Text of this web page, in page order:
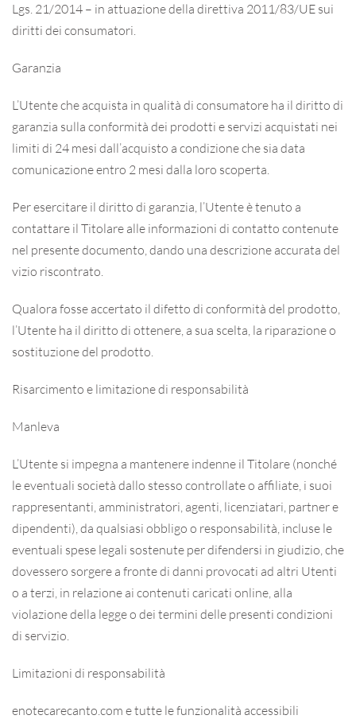
Lgs. 21/2014 – in attuazione della direttiva 2011/83/UE sui
diritti dei consumatori.
Garanzia
L’Utente che acquista in qualità di consumatore ha il diritto di
garanzia sulla conformità dei prodotti e servizi acquistati nei
limiti di 24 mesi dall’acquisto a condizione che sia data
comunicazione entro 2 mesi dalla loro scoperta.
Per esercitare il diritto di garanzia, l’Utente è tenuto a
contattare il Titolare alle informazioni di contatto contenute
nel presente documento, dando una descrizione accurata del
vizio riscontrato.
Qualora fosse accertato il difetto di conformità del prodotto,
l’Utente ha il diritto di ottenere, a sua scelta, la riparazione o
sostituzione del prodotto.
Risarcimento e limitazione di responsabilità
Manleva
L’Utente si impegna a mantenere indenne il Titolare (nonché
le eventuali società dallo stesso controllate o affiliate, i suoi
rappresentanti, amministratori, agenti, licenziatari, partner e
dipendenti), da qualsiasi obbligo o responsabilità, incluse le
eventuali spese legali sostenute per difendersi in giudizio, che
dovessero sorgere a fronte di danni provocati ad altri Utenti
o a terzi, in relazione ai contenuti caricati online, alla
violazione della legge o dei termini delle presenti condizioni
di servizio.
Limitazioni di responsabilità
enotecarecanto.com e tutte le funzionalità accessibili